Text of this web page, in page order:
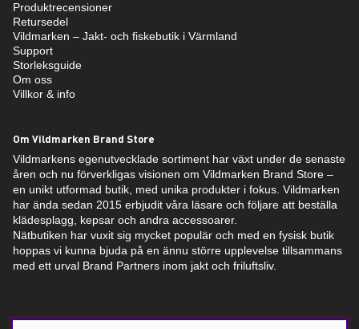
Produktrecensioner
Retursedel
Vildmarken – Jakt- och fiskebutik i Värmland
Support
Storleksguide
Om oss
Villkor & info
Om Vildmarken Brand Store
Vildmarkens egenutvecklade sortiment har växt under de senaste
åren och nu förverkligas visionen om Vildmarken Brand Store –
en unikt utformad butik, med unika produkter i fokus. Vildmarken
har ända sedan 2015 erbjudit våra läsare och följare att beställa
klädesplagg, kepsar och andra accessoarer.
Nätbutiken har vuxit sig mycket populär och med en fysisk butik
hoppas vi kunna bjuda på en ännu större upplevelse tillsammans
med ett urval Brand Partners inom jakt och friluftsliv.